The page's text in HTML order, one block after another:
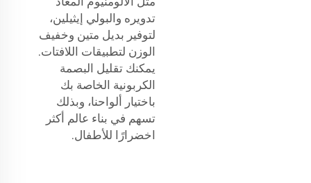
تدويره والبولي إيثيلين،
لتوفير بديل متين وخفيف
الوزن لتطبيقات اللافتات.
يمكنك تقليل البصمة
الكربونية الخاصة بك
باختيار ألواحنا، وبذلك
تسهم في بناء عالم أكثر
اخضرارًا للأطفال.